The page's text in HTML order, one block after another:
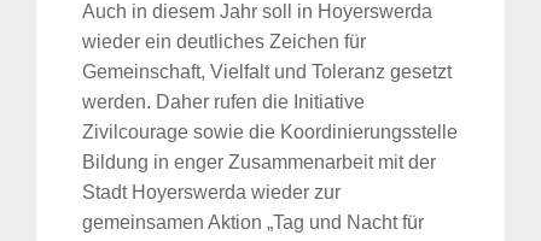
Auch in diesem Jahr soll in Hoyerswerda
wieder ein deutliches Zeichen für
Gemeinschaft, Vielfalt und Toleranz gesetzt
werden. Daher rufen die Initiative
Zivilcourage sowie die Koordinierungsstelle
Bildung in enger Zusammenarbeit mit der
Stadt Hoyerswerda wieder zur
gemeinsamen Aktion „Tag und Nacht für